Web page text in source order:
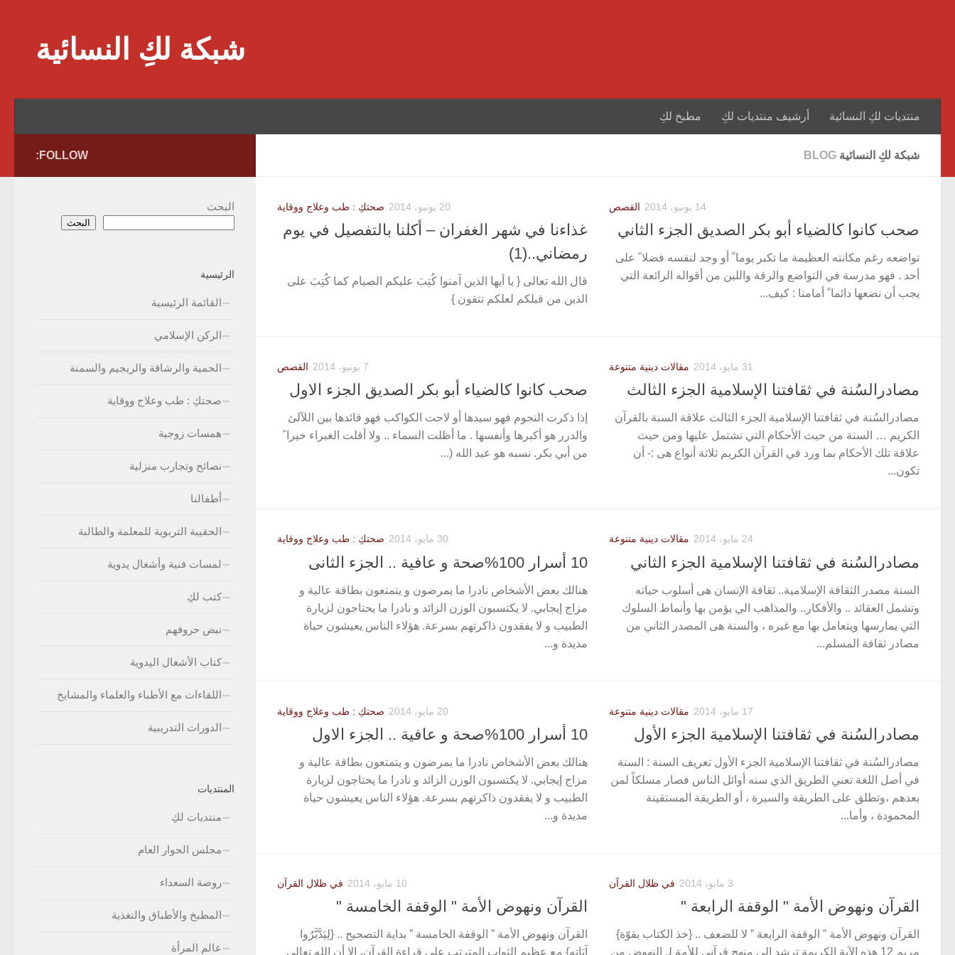
شبكة لكِ النسائية
منتديات لكِ النسائية أرشيف منتديات لكِ مطبخ لكِ
شبكة لكِ النسائية BLOG
صحتكِ : طب وعلاج ووقاية 20 يونيو، 2014
غذاءنا في شهر الغفران – أكلنا بالتفصيل في يوم
رمضاني..(1)
قال الله تعالى { يا أيها الذين آمنوا كُتِبَ عليكم الصيام كما كُتِبَ على
الذين من قبلكم لعلكم تتقون }
القصص 14 يونيو، 2014
صحب كانوا كالضياء أبو بكر الصديق الجزء الثاني
تواضعه رغم مكانته العظيمة ما تكبر يوما ً أو وجد لنفسه فضلا ً على
أحد . فهو مدرسة في التواضع والرقة واللين من أقواله الرائعة التي
يجب أن نضعها دائما ً أمامنا : كيف...
القصص 7 يونيو، 2014
صحب كانوا كالضياء أبو بكر الصديق الجزء الاول
إذا ذكرت النجوم فهو سيدها أو لاحت الكواكب فهو قائدها بين اللآلئ
والدرر هو أكبرها وأنفسها . ما أظلت السماء .. ولا أقلت الغبراء خيرا ً
من أبي بكر. نسبه هو عبد الله (...
مقالات دينية متنوعة 31 مايو، 2014
مصادرالسُنة في ثقافتنا الإسلامية الجزء الثالث
مصادرالسُنة في ثقافتنا الإسلامية الجزء الثالث علاقة السنة بالقرآن
الكريم … السنة من حيث الأحكام التي تشتمل عليها ومن حيث
علاقة تلك الأحكام بما ورد في القرآن الكريم ثلاثة أنواع هى :- أن
تكون...
صحتكِ : طب وعلاج ووقاية 30 مايو، 2014
10 أسرار 100%صحة و عافية .. الجزء الثانى
هنالك بعض الأشخاص نادرا ما يمرضون و يتمتعون بطاقة عالية و
مزاج إيجابي. لا يكتسبون الوزن الزائد و نادرا ما يحتاجون لزيارة
الطبيب و لا يفقدون ذاكرتهم بسرعة. هؤلاء الناس يعيشون حياة
مديدة و...
مقالات دينية متنوعة 24 مايو، 2014
مصادرالسُنة في ثقافتنا الإسلامية الجزء الثاني
السنة مصدر الثقافة الإسلامية.. ثقافة الإنسان هى أسلوب حياته
وتشمل العقائد .. والأفكار.. والمذاهب الي يؤمن بها وأنماط السلوك
التي يمارسها ويتعامل بها مع غيره ، والسنة هى المصدر الثاني من
مصادر ثقافة المسلم...
صحتكِ : طب وعلاج ووقاية 20 مايو، 2014
10 أسرار 100%صحة و عافية .. الجزء الاول
هنالك بعض الأشخاص نادرا ما يمرضون و يتمتعون بطاقة عالية و
مزاج إيجابي. لا يكتسبون الوزن الزائد و نادرا ما يحتاجون لزيارة
الطبيب و لا يفقدون ذاكرتهم بسرعة. هؤلاء الناس يعيشون حياة
مديدة و...
مقالات دينية متنوعة 17 مايو، 2014
مصادرالسُنة في ثقافتنا الإسلامية الجزء الأول
مصادرالسُنة في ثقافتنا الإسلامية الجزء الأول تعريف السنة : السنة
في أصل اللغة تعني الطريق الذي سنه أوائل الناس فصار مسلكاً لمن
بعدهم ،وتطلق على الطريقة والسيرة ، أو الطريقة المستقينة
المحمودة ، وأما...
في ظلال القرآن 10 مايو، 2014
القرآن ونهوض الأمة " الوقفة الخامسة "
القرآن ونهوض الأمة ” الوقفة الخامسة ” بداية التصحيح .. {لِيَدَّبَّرُوا
آيَاتِهِ} مع عظيم الثواب المترتب على قراءة القرآن، إلا أن الله تعالى
في ظلال القرآن 3 مايو، 2014
القرآن ونهوض الأمة " الوقفة الرابعة "
القرآن ونهوض الأمة ” الوقفة الرابعة ” لا للضعف .. {خذ الكتاب بقوّة}
مريم 12 هذه الآية الكريمة ترشد إلى منهج قرآني للأمة لـ النهوض من
FOLLOW:
البحث
البحث
الرئيسية
القائمة الرئيسية
الركن الإسلامي
الحمية والرشاقة والريجيم والسمنة
صحتكِ : طب وعلاج ووقاية
همسات زوجية
نصائح وتجارب منزلية
أطفالنا
الحقيبة التربوية للمعلمة والطالبة
لمسات فنية وأشغال يدوية
كتب لكِ
نبض حروفهم
كتاب الأشغال اليدوية
اللقاءات مع الأطباء والعلماء والمشايخ
الدورات التدريبية
المنتديات
منتديات لكِ
مجلس الحوار العام
روضة السعداء
المطبخ والأطباق والتغذية
عالم المرأة